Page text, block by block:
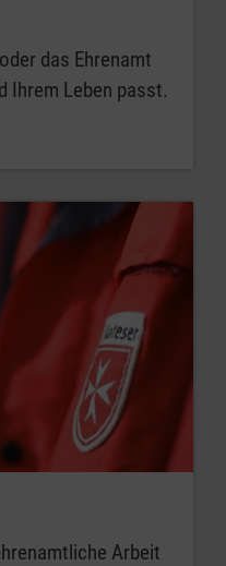
das Ehrenamt
Ihrem Leben passt.
Arbeit